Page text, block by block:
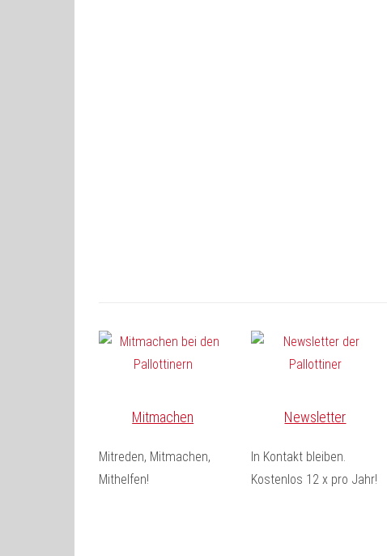
Mitmachen
Mitreden, Mitmachen,
Mithelfen!
Newsletter
In Kontakt bleiben.
Kostenlos 12 x pro Jahr!